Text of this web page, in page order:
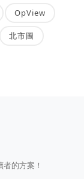
OpView
北市圖
的方案！